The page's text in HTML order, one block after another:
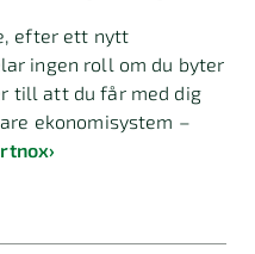
efter ett nytt
ingen roll om du byter
till att du får med dig
ekonomisystem –
›